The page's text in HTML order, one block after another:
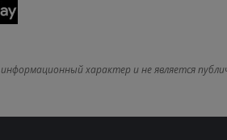
характер и не является